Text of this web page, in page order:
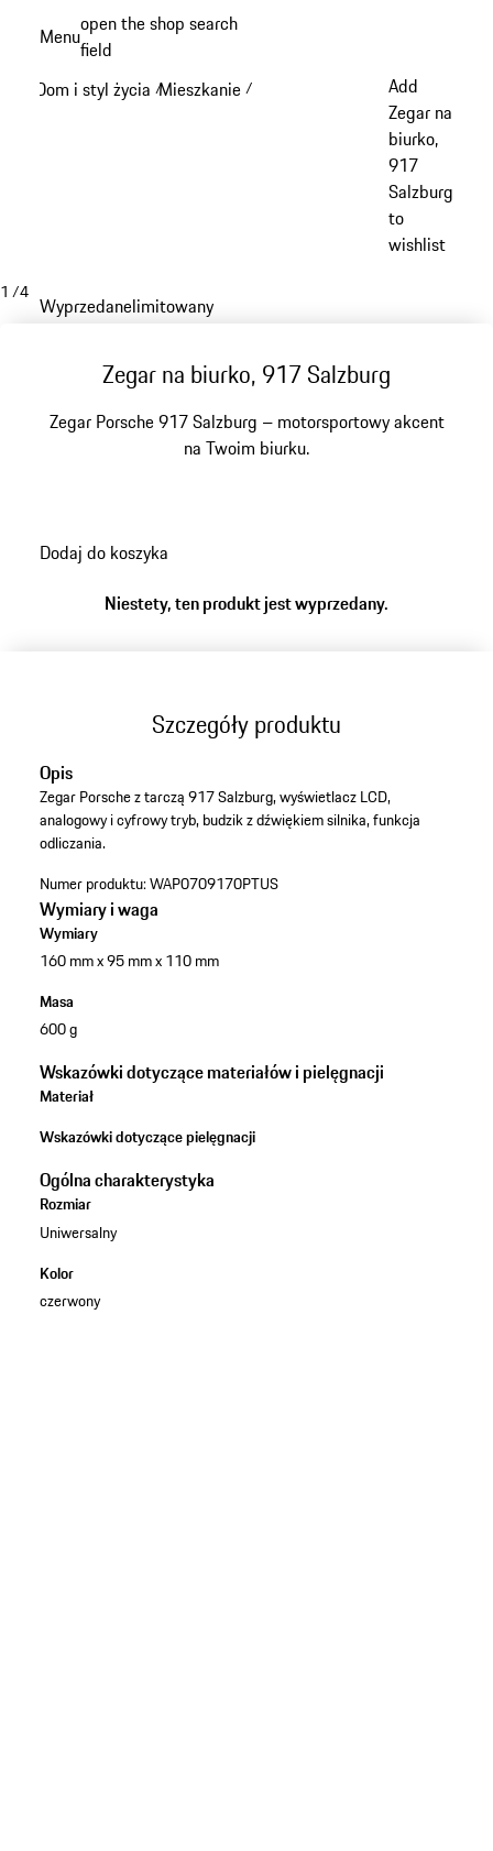
zawartości
Menuopen the shop search
field
Dom i styl życia /Mieszkanie /
Add
Zegar na
biurko,
917
Salzburg
to
wishlist
1 /4
Wyprzedanelimitowany
Zegar na biurko, 917 Salzburg
Zegar Porsche 917 Salzburg – motorsportowy akcent
na Twoim biurku.
Dodaj do koszyka
Niestety, ten produkt jest wyprzedany.
Szczegóły produktu
Opis
Zegar Porsche z tarczą 917 Salzburg, wyświetlacz LCD,
analogowy i cyfrowy tryb, budzik z dźwiękiem silnika, funkcja
odliczania.
Numer produktu:WAP0709170PTUS
Wymiary i waga
Wymiary
160 mm x 95 mm x 110 mm
Masa
600 g
Wskazówki dotyczące materiałów i pielęgnacji
Materiał
Wskazówki dotyczące pielęgnacji
Ogólna charakterystyka
Rozmiar
Uniwersalny
Kolor
czerwony